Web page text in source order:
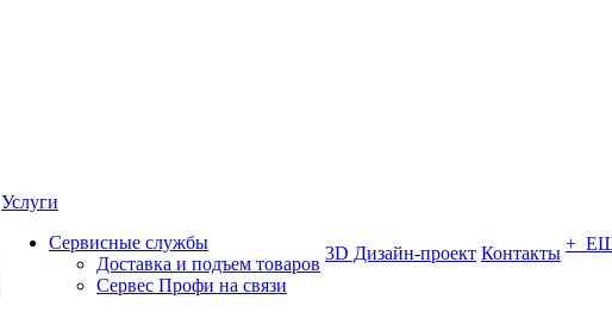
Услуги
Сервисные службы
Доставка и подъем товаров
Сервес Профи на связи
3D Дизайн-проект Контакты +